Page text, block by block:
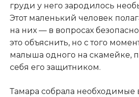
груди у него зародилось
Этот маленький человек
на них — в вопросах
это объяснить, но с того
малыша одного на скамейке,
себя его защитником.
Тамара собрала необходимые